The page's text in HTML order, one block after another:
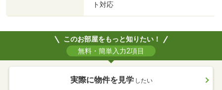
ト対応
このお部屋をもっと知りたい！
無料・簡単入力2項目
実際に物件を見学 したい